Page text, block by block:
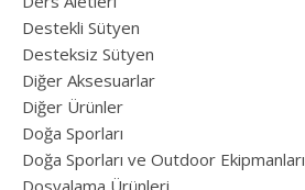
Destekli Sütyen
Desteksiz Sütyen
Diğer Aksesuarlar
Diğer Ürünler
Doğa Sporları
Doğa Sporları ve Outdoor Ekipmanları
Dosyalama Ürünleri